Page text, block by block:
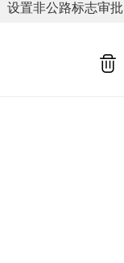
设置非公路标志审批